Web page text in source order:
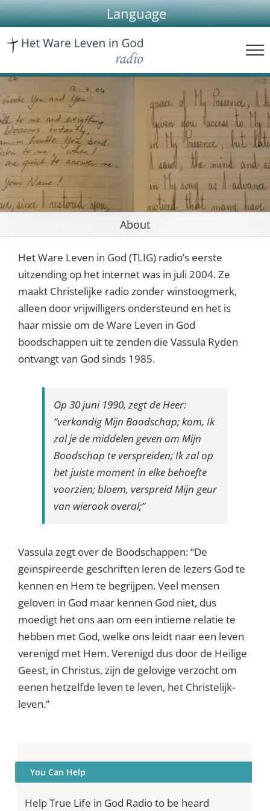
Skip
to
content
Language
About
Het Ware Leven in God (TLIG) radio’s eerste
uitzending op het internet was in juli 2004. Ze
maakt Christelijke radio zonder winstoogmerk,
alleen door vrijwilligers ondersteund en het is
haar missie om de Ware Leven in God
boodschappen uit te zenden die Vassula Ryden
ontvangt van God sinds 1985.
Op 30 juni 1990, zegt de Heer:
“verkondig Mijn Boodschap; kom, Ik
zal je de middelen geven om Mijn
Boodschap te verspreiden; Ik zal op
het juiste moment in elke behoefte
voorzien; bloem, verspreid Mijn geur
van wierook overal;”
Vassula zegt over de Boodschappen: “De
geinspireerde geschriften leren de lezers God te
kennen en Hem te begrijpen. Veel mensen
geloven in God maar kennen God niet, dus
moedigt het ons aan om een intieme relatie te
hebben met God, welke ons leidt naar een leven
verenigd met Hem. Verenigd dus door de Heilige
Geest, in Christus, zijn de gelovige verzocht om
eenen hetzelfde leven te leven, het Christelijk-
leven.”
You Can Help
Help True Life in God Radio to be heard